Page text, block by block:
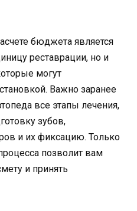
бюджета является
реставрации, но и
могут
Важно заранее
все этапы лечения,
зубов,
и их фиксацию. Только
позволит вам
и принять